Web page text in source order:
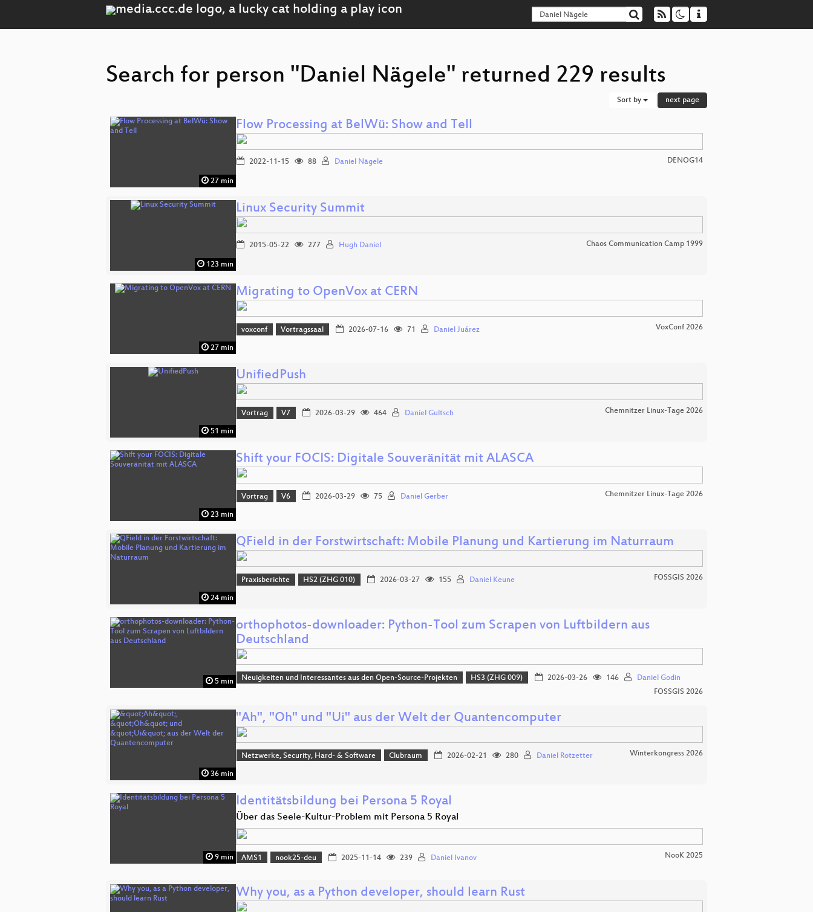
Search for person "Daniel Nägele" returned 229 results
Sort by next page
27 min
Flow Processing at BelWü: Show and Tell
2022-11-15 88 Daniel Nägele DENOG14
123 min
Linux Security Summit
2015-05-22 277 Hugh Daniel Chaos Communication Camp 1999
27 min
Migrating to OpenVox at CERN
voxconf Vortragssaal 2026-07-16 71 Daniel Juárez VoxConf 2026
51 min
UnifiedPush
Vortrag V7 2026-03-29 464 Daniel Gultsch Chemnitzer Linux-Tage 2026
23 min
Shift your FOCIS: Digitale Souveränität mit ALASCA
Vortrag V6 2026-03-29 75 Daniel Gerber Chemnitzer Linux-Tage 2026
24 min
QField in der Forstwirtschaft: Mobile Planung und Kartierung im Naturraum
Praxisberichte HS2 (ZHG 010) 2026-03-27 155 Daniel Keune FOSSGIS 2026
5 min
orthophotos-downloader: Python-Tool zum Scrapen von Luftbildern aus
Deutschland
Neuigkeiten und Interessantes aus den Open-Source-Projekten HS3 (ZHG 009) 2026-03-26 146
Daniel Godin
FOSSGIS 2026
36 min
"Ah", "Oh" und "Ui" aus der Welt der Quantencomputer
Netzwerke, Security, Hard- & Software Clubraum 2026-02-21 280 Daniel Rotzetter Winterkongress 2026
9 min
Identitätsbildung bei Persona 5 Royal
Über das Seele-Kultur-Problem mit Persona 5 Royal
AMS1 nook25-deu 2025-11-14 239 Daniel Ivanov NooK 2025
Why you, as a Python developer, should learn Rust